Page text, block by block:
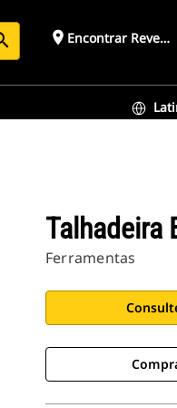
place Encontrar
Talhadeira
Ferramentas